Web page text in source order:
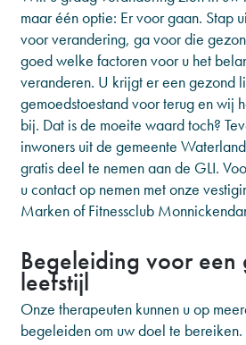
maar één optie: Er voor gaan. Stap
voor verandering, ga voor die
goed welke factoren voor u het
veranderen. U krijgt er een gezond
gemoedstoestand voor terug en wij
bij. Dat is de moeite waard toch?
inwoners uit de gemeente
gratis deel te nemen aan de GLI.
u contact op nemen met onze
Marken of Fitnessclub
Begeleiding voor een
leefstijl
Onze therapeuten kunnen u op
begeleiden om uw doel te